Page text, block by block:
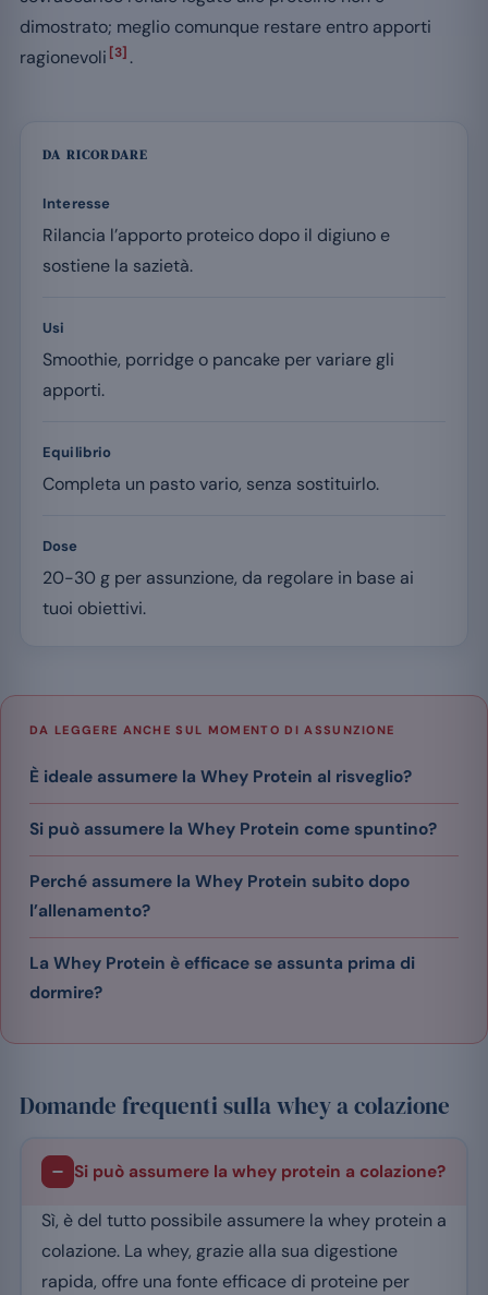
dimostrato; meglio comunque restare entro apporti
ragionevoli [3] .
DA RICORDARE
Interesse
Rilancia l’apporto proteico dopo il digiuno e
sostiene la sazietà.
Usi
Smoothie, porridge o pancake per variare gli
apporti.
Equilibrio
Completa un pasto vario, senza sostituirlo.
Dose
20-30 g per assunzione, da regolare in base ai
tuoi obiettivi.
DA LEGGERE ANCHE SUL MOMENTO DI ASSUNZIONE
È ideale assumere la Whey Protein al risveglio?
Si può assumere la Whey Protein come spuntino?
Perché assumere la Whey Protein subito dopo
l’allenamento?
​La Whey Protein è efficace se assunta prima di
dormire?
Domande frequenti sulla whey a colazione
Si può assumere la whey protein a colazione?
Sì, è del tutto possibile assumere la whey protein a
colazione. La whey, grazie alla sua digestione
rapida, offre una fonte efficace di proteine per